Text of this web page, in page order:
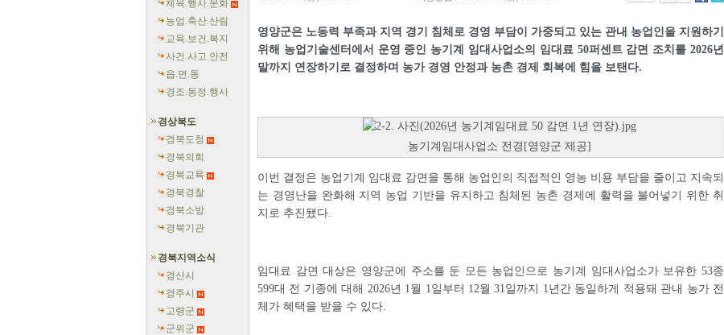
체육.행사.문화
농업.축산.산림
교육.보건.복지
사건.사고.안전
읍.면.동
경조.동정.행사
경상북도
경북도청
경북의회
경북교육
경북경찰
경북소방
경북기관
경북지역소식
경산시
경주시
고령군
군위군
영양군은 노동력 부족과 지역 경기 침체로 경영 부담이 가중되고 있는 관내 농업인을 지원하기
위해 농업기술센터에서 운영 중인 농기계 임대사업소의 임대료 50퍼센트 감면 조치를 2026년
말까지 연장하기로 결정하며 농가 경영 안정과 농촌 경제 회복에 힘을 보탠다.
농기계임대사업소 전경[영양군 제공]
이번 결정은 농업기계 임대료 감면을 통해 농업인의 직접적인 영농 비용 부담을 줄이고 지속되
는 경영난을 완화해 지역 농업 기반을 유지하고 침체된 농촌 경제에 활력을 불어넣기 위한 취
지로 추진됐다.
임대료 감면 대상은 영양군에 주소를 둔 모든 농업인으로 농기계 임대사업소가 보유한 53종
599대 전 기종에 대해 2026년 1월 1일부터 12월 31일까지 1년간 동일하게 적용돼 관내 농가 전
체가 혜택을 받을 수 있다.